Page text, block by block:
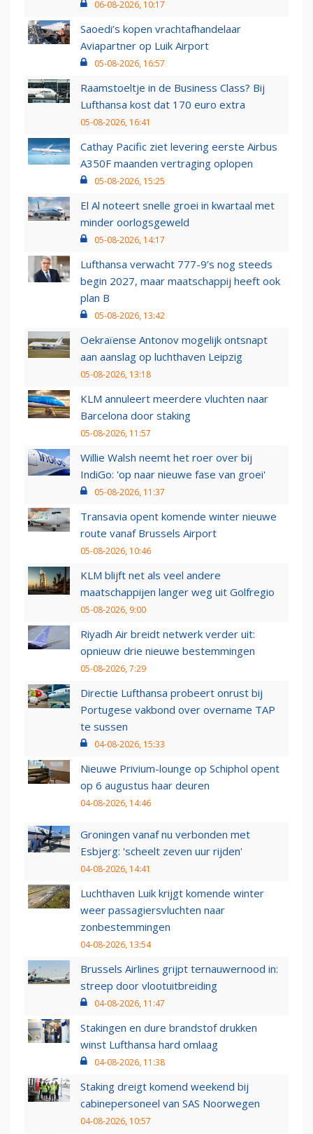
06-08-2026, 10:17
Saoedi’s kopen vrachtafhandelaar
Aviapartner op Luik Airport
05-08-2026, 16:57
Raamstoeltje in de Business Class? Bij
Lufthansa kost dat 170 euro extra
05-08-2026, 16:41
Cathay Pacific ziet levering eerste Airbus
A350F maanden vertraging oplopen
05-08-2026, 15:25
El Al noteert snelle groei in kwartaal met
minder oorlogsgeweld
05-08-2026, 14:17
Lufthansa verwacht 777-9’s nog steeds
begin 2027, maar maatschappij heeft ook
plan B
05-08-2026, 13:42
Oekraïense Antonov mogelijk ontsnapt
aan aanslag op luchthaven Leipzig
05-08-2026, 13:18
KLM annuleert meerdere vluchten naar
Barcelona door staking
05-08-2026, 11:57
Willie Walsh neemt het roer over bij
IndiGo: 'op naar nieuwe fase van groei'
05-08-2026, 11:37
Transavia opent komende winter nieuwe
route vanaf Brussels Airport
05-08-2026, 10:46
KLM blijft net als veel andere
maatschappijen langer weg uit Golfregio
05-08-2026, 9:00
Riyadh Air breidt netwerk verder uit:
opnieuw drie nieuwe bestemmingen
05-08-2026, 7:29
Directie Lufthansa probeert onrust bij
Portugese vakbond over overname TAP
te sussen
04-08-2026, 15:33
Nieuwe Privium-lounge op Schiphol opent
op 6 augustus haar deuren
04-08-2026, 14:46
Groningen vanaf nu verbonden met
Esbjerg: 'scheelt zeven uur rijden'
04-08-2026, 14:41
Luchthaven Luik krijgt komende winter
weer passagiersvluchten naar
zonbestemmingen
04-08-2026, 13:54
Brussels Airlines grijpt ternauwernood in:
streep door vlootuitbreiding
04-08-2026, 11:47
Stakingen en dure brandstof drukken
winst Lufthansa hard omlaag
04-08-2026, 11:38
Staking dreigt komend weekend bij
cabinepersoneel van SAS Noorwegen
04-08-2026, 10:57